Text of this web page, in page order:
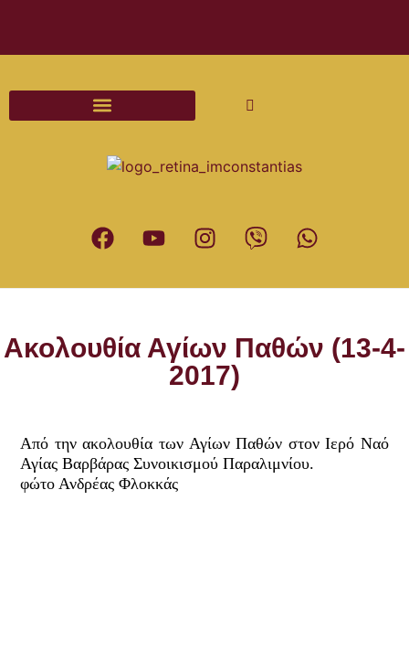
Ακολουθία Αγίων Παθών (13-4-
2017)
Από την ακολουθία των Αγίων Παθών στον Ιερό Ναό
Αγίας Βαρβάρας Συνοικισμού Παραλιμνίου.
φώτο Ανδρέας Φλοκκάς